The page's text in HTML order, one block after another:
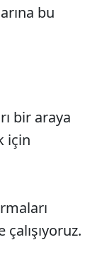
bu
bir araya
için